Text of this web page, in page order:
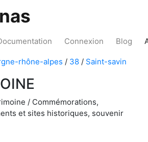
Connexion Blog
rhône-alpes / 38 / Saint-savin
/ Commémorations,
et sites historiques, souvenir